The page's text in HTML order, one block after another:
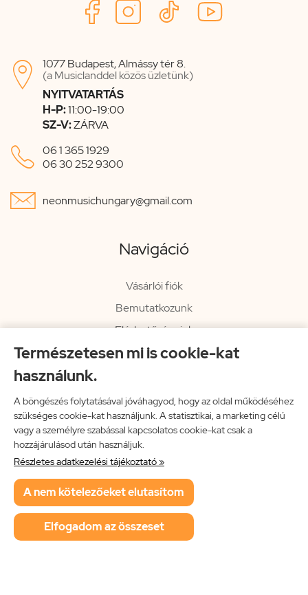
Természetesen mi is cookie-kat
használunk.
A böngészés folytatásával jóváhagyod, hogy az oldal működéséhez
szükséges cookie-kat használjunk. A statisztikai, a marketing célú
vagy a személyre szabással kapcsolatos cookie-kat csak a
hozzájárulásod után használjuk.
Részletes adatkezelési tájékoztató »
A nem kötelezőeket elutasítom
Elfogadom az összeset

1077 Budapest, Almássy tér 8.
(a Musiclanddel közös üzletünk)
NYITVATARTÁS
H-P:11:00-19:00
SZ-V:ZÁRVA
 06 1 365 1929
06 30 252 9300
 neonmusichungary@gmail.com
Navigáció
Vásárlói fiók
Bemutatkozunk
Elérhetőségeink
Hírlevél
Impresszum
Vissza a főoldalra
Neon Music Hungary Bt.
ÁSZF
Adatkezelési tájékoztató